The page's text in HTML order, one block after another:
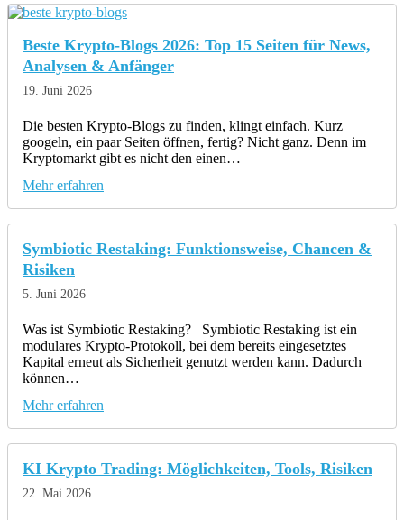
Beste Krypto-Blogs 2026: Top 15 Seiten für News,
Analysen & Anfänger
19. Juni 2026
Die besten Krypto-Blogs zu finden, klingt einfach. Kurz
googeln, ein paar Seiten öffnen, fertig? Nicht ganz. Denn im
Kryptomarkt gibt es nicht den einen…
Mehr erfahren
Symbiotic Restaking: Funktionsweise, Chancen &
Risiken
5. Juni 2026
Was ist Symbiotic Restaking? Symbiotic Restaking ist ein
modulares Krypto-Protokoll, bei dem bereits eingesetztes
Kapital erneut als Sicherheit genutzt werden kann. Dadurch
können…
Mehr erfahren
KI Krypto Trading: Möglichkeiten, Tools, Risiken
22. Mai 2026